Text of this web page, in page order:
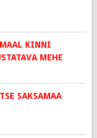
KINNI
MEHE
SAKSAMAA